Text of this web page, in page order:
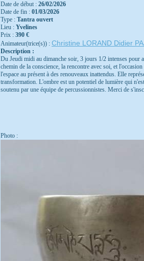
Date de début : 26/02/2026
Date de fin : 01/03/2026
Type : Tantra ouvert
Lieu : Yvelines
Prix : 390 €
Animateur(trice(s)) : Christine LORAND Didier
Description :
Du Jeudi midi au dimanche soir, 3 jours 1/2 intenses pour
chemin de la conscience, la rencontre avec soi, et
l'espace au présent à des renouveaux inattendus. Elle
transformation. L'ombre est un potentiel de lumière qui
soutenu par une équipe de percussionnistes. Merci de
Photo :